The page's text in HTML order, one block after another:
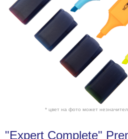
* цвет на фото может
"Expert Complete"